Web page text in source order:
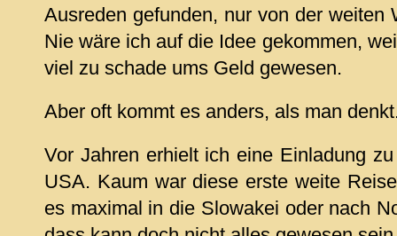
Ausreden gefunden, nur von der weiten
Nie wäre ich auf die Idee gekommen,
viel zu schade ums Geld gewesen.
Aber oft kommt es anders, als man
Vor Jahren erhielt ich eine Einladung
USA. Kaum war diese erste weite
es maximal in die Slowakei oder nach